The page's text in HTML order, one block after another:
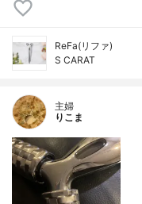
ReFa(リファ)
S CARAT
主婦
りこま